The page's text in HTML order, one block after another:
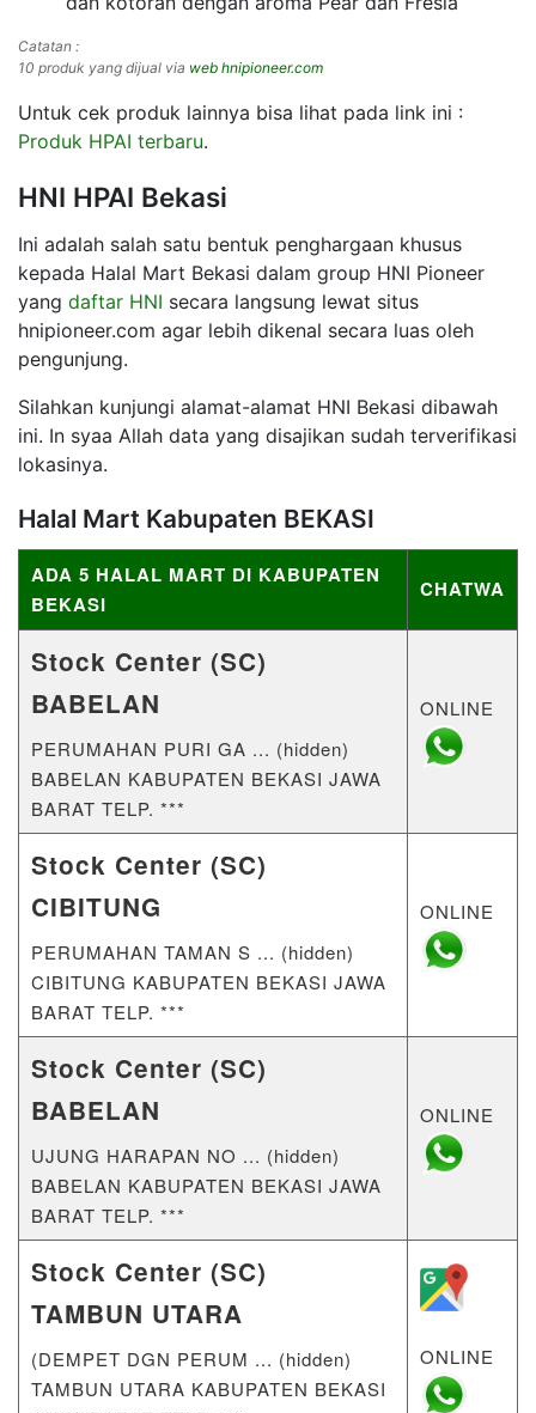
Catatan :
10 produk yang dijual via web hnipioneer.com
Untuk cek produk lainnya bisa lihat pada link ini :
Produk HPAI terbaru.
HNI HPAI Bekasi
Ini adalah salah satu bentuk penghargaan khusus
kepada Halal Mart Bekasi dalam group HNI Pioneer
yang daftar HNI secara langsung lewat situs
hnipioneer.com agar lebih dikenal secara luas oleh
pengunjung.
Silahkan kunjungi alamat-alamat HNI Bekasi dibawah
ini. In syaa Allah data yang disajikan sudah terverifikasi
lokasinya.
Halal Mart Kabupaten BEKASI
ADA 5 HALAL MART DI KABUPATEN
BEKASI
CHATWA
Stock Center (SC)
BABELAN
PERUMAHAN PURI GA ... (hidden)
BABELAN KABUPATEN BEKASI JAWA
BARAT TELP. ***
ONLINE
Stock Center (SC)
CIBITUNG
PERUMAHAN TAMAN S ... (hidden)
CIBITUNG KABUPATEN BEKASI JAWA
BARAT TELP. ***
ONLINE
Stock Center (SC)
BABELAN
UJUNG HARAPAN NO ... (hidden)
BABELAN KABUPATEN BEKASI JAWA
BARAT TELP. ***
ONLINE
Stock Center (SC)
TAMBUN UTARA
(DEMPET DGN PERUM ... (hidden)
TAMBUN UTARA KABUPATEN BEKASI
ONLINE